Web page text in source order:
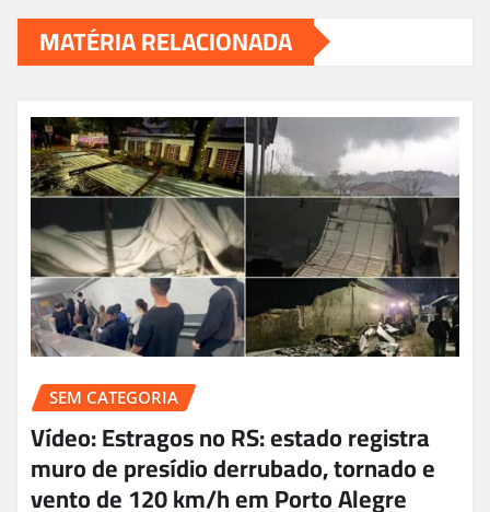
MATÉRIA RELACIONADA
SEM CATEGORIA
Vídeo: Estragos no RS: estado registra
muro de presídio derrubado, tornado e
vento de 120 km/h em Porto Alegre